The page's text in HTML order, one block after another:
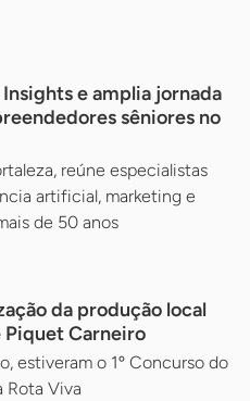
e amplia jornada
sêniores no
reúne especialistas
artificial, marketing e
de 50 anos
da produção local
Piquet Carneiro
estiveram o 1º Concurso do
Rota Viva